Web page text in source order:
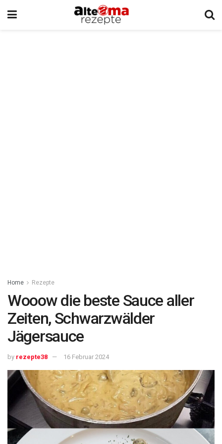
Home Rezepte
Wooow die beste Sauce aller
Zeiten, Schwarzwälder
Jägersauce
by rezepte38 16 Februar 2024